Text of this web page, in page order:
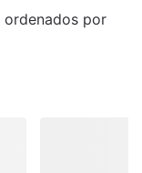
ordenados por